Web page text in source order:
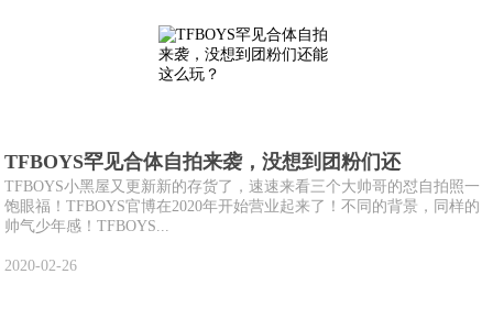
TFBOYS罕见合体自拍来袭，没想到团粉们还
TFBOYS小黑屋又更新新的存货了，速速来看三个大帅哥的怼自拍照一
饱眼福！TFBOYS官博在2020年开始营业起来了！不同的背景，同样的
帅气少年感！TFBOYS...
2020-02-26